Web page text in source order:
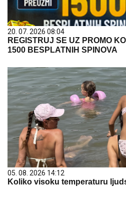
20. 07. 2026 08:04
REGISTRUJ SE UZ PROMO
1500 BESPLATNIH SPINOVA
05. 08. 2026 14:12
Koliko visoku temperaturu